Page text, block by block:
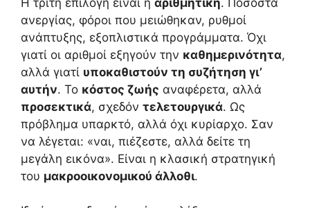
ανεργίας, φόροι που μειώθηκαν, ρυθμοί
ανάπτυξης, εξοπλιστικά προγράμματα. Όχι
γιατί οι αριθμοί εξηγούν την καθημερινότητα,
αλλά γιατί υποκαθιστούν τη συζήτηση γι’
αυτήν. Το κόστος ζωής αναφέρετα, αλλά
προσεκτικά, σχεδόν τελετουργικά. Ως
πρόβλημα υπαρκτό, αλλά όχι κυρίαρχο. Σαν
να λέγεται: «ναι, πιέζεστε, αλλά δείτε τη
μεγάλη εικόνα». Είναι η κλασική στρατηγική
του μακροοικονομικού άλλοθι.